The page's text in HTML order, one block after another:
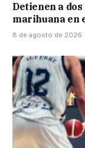
Detienen a
marihuana en
8 de agosto de 2026